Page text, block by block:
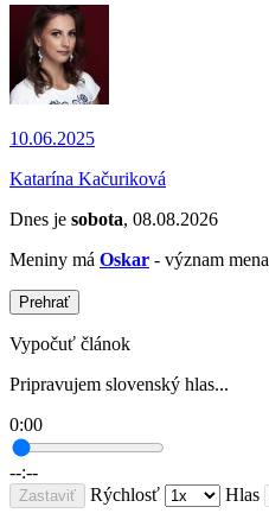
10.06.2025
Katarína Kačuriková
Dnes je sobota, 08.08.2026
Meniny má Oskar - význam mena
Prehrať
Vypočuť článok
Pripravujem slovenský hlas...
0:00
--:--
Zastaviť Rýchlosť Hlas